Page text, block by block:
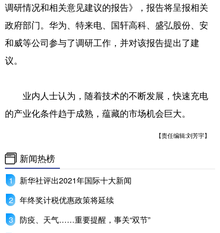
调研情况和相关意见建议的报告》，报告将呈报相关
政府部门。华为、特来电、国轩高科、盛弘股份、安
和威等公司参与了调研工作，并对该报告提出了建
议。
业内人士认为，随着技术的不断发展，快速充电
的产业化条件趋于成熟，蕴藏的市场机会巨大。
【责任编辑:刘芳宇】
新闻热榜
新华社评出2021年国际十大新闻
年终奖计税优惠政策将延续
防疫、天气……重要提醒，事关“双节”